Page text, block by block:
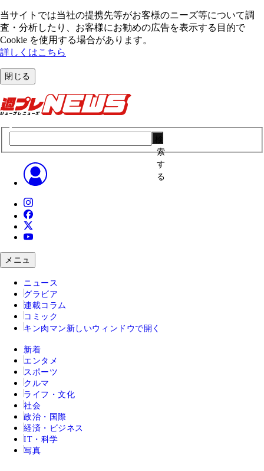
当サイトでは当社の提携先等がお客様のニーズ等について調
査・分析したり、お客様にお勧めの広告を表⽰する⽬的で
Cookie を使⽤する場合があります。
詳しくはこちら
閉じる
索
す
る
メニュ
ニュース
グラビア
連載コラム
コミック
キン肉マン 新しいウィンドウで開く
新着
エンタメ
スポーツ
クルマ
ライフ・文化
社会
政治・国際
経済・ビジネス
IT・科学
写真